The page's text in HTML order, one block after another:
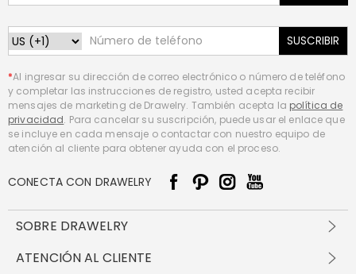
SUSCRIBIR
*Al ingresar su dirección de correo electrónico o número de teléfono
y completar las instrucciones de registro, usted acepta recibir
mensajes de marketing de Drawelry. También acepta la política de
privacidad. Para cancelar su suscripción, puede usar el enlace que
se incluye en cada mensaje o contactar con nuestro equipo de
atención al cliente para obtener ayuda con el proceso.
CONECTA CON DRAWELRY
SOBRE DRAWELRY
Sobre nosotros
ATENCIÓN AL CLIENTE